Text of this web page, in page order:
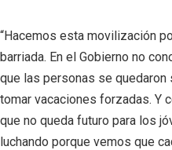
“Hacemos esta movilización
barriada. En el Gobierno no
que las personas se
tomar vacaciones forzadas. Y
que no queda futuro para los
luchando porque vemos que